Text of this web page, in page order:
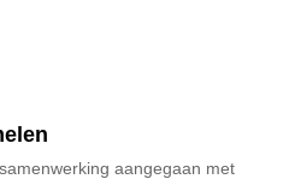
aangegaan met